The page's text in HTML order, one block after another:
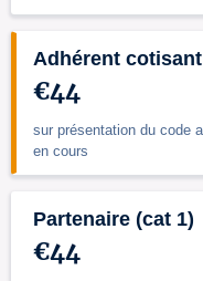
Adhérent
€44
sur présentation du code
en cours
Partenaire (cat 1)
€44